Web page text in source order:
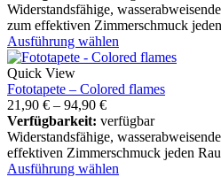
Widerstandsfähige,
zum effektiven Zimmerschmuck
Ausführung wählen
Quick View
Fototapete – Colored flames
21,90 € – 94,90 €
Verfügbarkeit: verfügbar
Widerstandsfähige,
effektiven Zimmerschmuck jeden
Ausführung wählen